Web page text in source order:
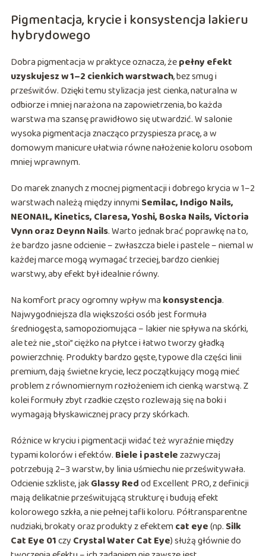
Pigmentacja, krycie i konsystencja lakieru
hybrydowego
Dobra pigmentacja w praktyce oznacza, żepełny efekt
uzyskujesz w 1–2 cienkich warstwach, bez smug i
prześwitów. Dzięki temu stylizacja jest cienka, naturalna w
odbiorze i mniej narażona na zapowietrzenia, bo każda
warstwa ma szansę prawidłowo się utwardzić. W salonie
wysoka pigmentacja znacząco przyspiesza pracę, a w
domowym manicure ułatwia równe nałożenie koloru osobom
mniej wprawnym.
Do marek znanych z mocnej pigmentacji i dobrego krycia w 1–2
warstwach należą między innymi Semilac, Indigo Nails,
NEONAIL, Kinetics, Claresa, Yoshi, Boska Nails, Victoria
Vynn oraz Deynn Nails. Warto jednak brać poprawkę na to,
że bardzo jasne odcienie – zwłaszcza biele i pastele – niemal w
każdej marce mogą wymagać trzeciej, bardzo cienkiej
warstwy, aby efekt był idealnie równy.
Na komfort pracy ogromny wpływ ma konsystencja.
Najwygodniejsza dla większości osób jest formuła
średniogęsta, samopoziomująca – lakier nie spływa na skórki,
ale też nie „stoi” ciężko na płytce i łatwo tworzy gładką
powierzchnię. Produkty bardzo gęste, typowe dla części linii
premium, dają świetne krycie, lecz początkujący mogą mieć
problem z równomiernym rozłożeniem ich cienką warstwą. Z
kolei formuły zbyt rzadkie często rozlewają się na boki i
wymagają błyskawicznej pracy przy skórkach.
Różnice w kryciu i pigmentacji widać też wyraźnie między
typami kolorów i efektów. Biele i pastelezazwyczaj
potrzebują 2–3 warstw, by linia uśmiechu nie prześwitywała.
Odcienie szkliste, jakGlassy Redod Excellent PRO, z definicji
mają delikatnie prześwitującą strukturę i budują efekt
kolorowego szkła, a nie pełnej tafli koloru. Półtransparentne
nudziaki, brokaty oraz produkty z efektemcat eye(np. Silk
Cat Eye 01czy Crystal Water Cat Eye) służą głównie do